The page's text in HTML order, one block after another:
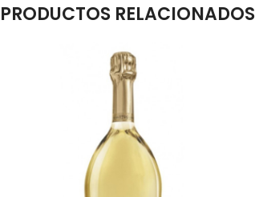
PRODUCTOS RELACIONADOS